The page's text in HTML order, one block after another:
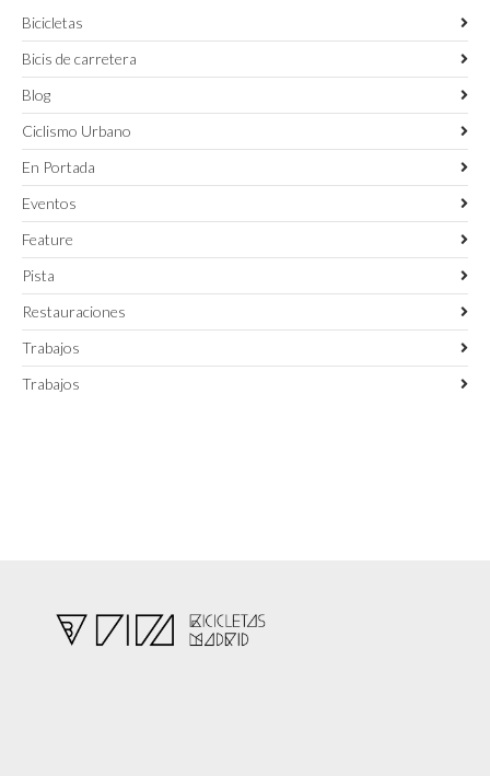
Bicicletas
Bicis de carretera
Blog
Ciclismo Urbano
En Portada
Eventos
Feature
Pista
Restauraciones
Trabajos
Trabajos